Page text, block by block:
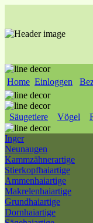
Home Einloggen
Säugetiere Vögel
Inger
Neunaugen
Kammzähnerartige
Stierkopfhaiartige
Ammenhaiartige
Makrelenhaiartige
Grundhaiartige
Dornhaiartige